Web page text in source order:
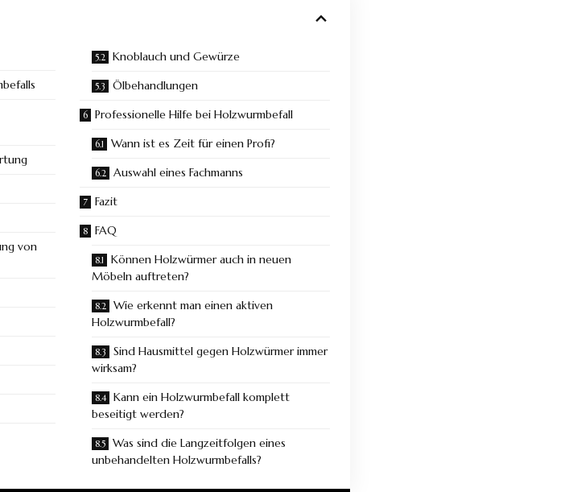
von
Knoblauch und Gewürze
Ölbehandlungen
Professionelle Hilfe bei Holzwurmbefall
Wann ist es Zeit für einen Profi?
Auswahl eines Fachmanns
Fazit
FAQ
Können Holzwürmer auch in neuen
Möbeln auftreten?
Wie erkennt man einen aktiven
Holzwurmbefall?
Sind Hausmittel gegen Holzwürmer immer
wirksam?
Kann ein Holzwurmbefall komplett
beseitigt werden?
Was sind die Langzeitfolgen eines
unbehandelten Holzwurmbefalls?